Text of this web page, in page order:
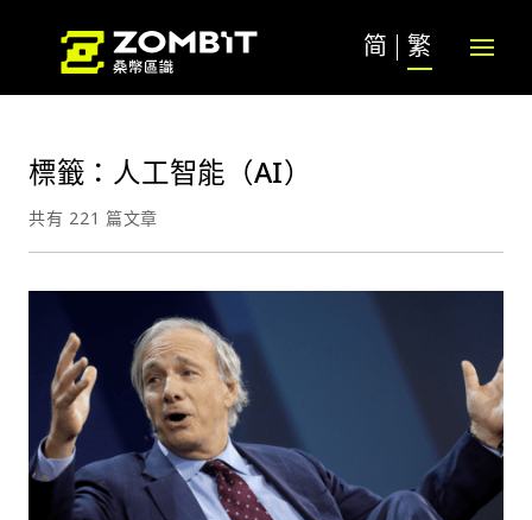
简 繁
標籤：人工智能（AI）
共有 221 篇文章